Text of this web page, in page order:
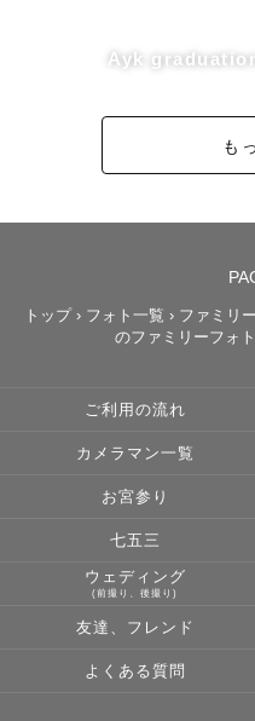
Ayk graduation
も
トップ › フォト一覧 › ファミリ
のファミリーフォ
ご利用の流れ
カメラマン一覧
お宮参り
七五三
ウェディング
(前撮り、後撮り)
友達、フレンド
よくある質問